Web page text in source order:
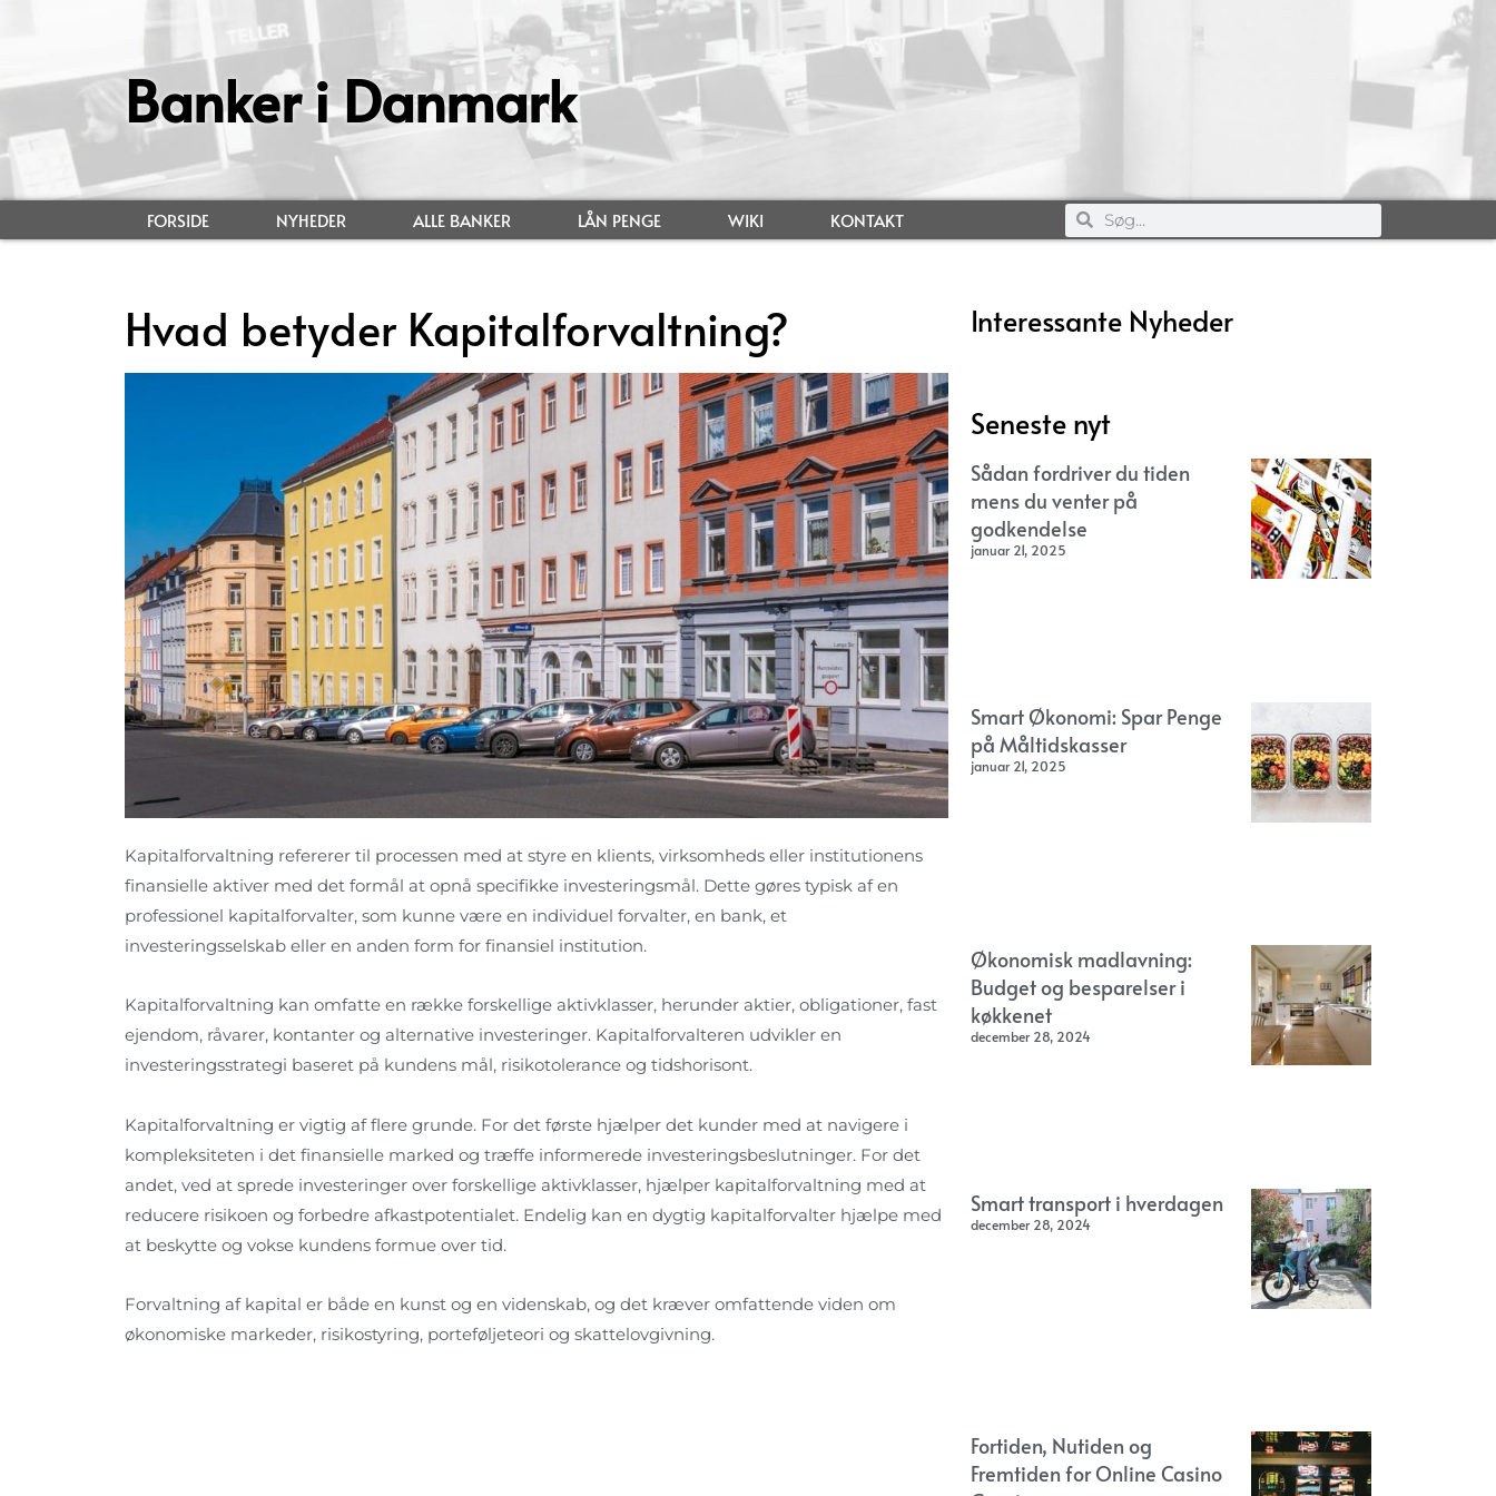
Banker i Danmark
FORSIDE NYHEDER ALLE BANKER LÅN PENGE WIKI KONTAKT
Hvad betyder Kapitalforvaltning?
Kapitalforvaltning refererer til processen med at styre en klients, virksomheds eller institutionens
finansielle aktiver med det formål at opnå specifikke investeringsmål. Dette gøres typisk af en
professionel kapitalforvalter, som kunne være en individuel forvalter, en bank, et
investeringsselskab eller en anden form for finansiel institution.
Kapitalforvaltning kan omfatte en række forskellige aktivklasser, herunder aktier, obligationer, fast
ejendom, råvarer, kontanter og alternative investeringer. Kapitalforvalteren udvikler en
investeringsstrategi baseret på kundens mål, risikotolerance og tidshorisont.
Kapitalforvaltning er vigtig af flere grunde. For det første hjælper det kunder med at navigere i
kompleksiteten i det finansielle marked og træffe informerede investeringsbeslutninger. For det
andet, ved at sprede investeringer over forskellige aktivklasser, hjælper kapitalforvaltning med at
reducere risikoen og forbedre afkastpotentialet. Endelig kan en dygtig kapitalforvalter hjælpe med
at beskytte og vokse kundens formue over tid.
Forvaltning af kapital er både en kunst og en videnskab, og det kræver omfattende viden om
økonomiske markeder, risikostyring, porteføljeteori og skattelovgivning.
Interessante Nyheder
Seneste nyt
Sådan fordriver du tiden
mens du venter på
godkendelse
januar 21, 2025
Smart Økonomi: Spar Penge
på Måltidskasser
januar 21, 2025
Økonomisk madlavning:
Budget og besparelser i
køkkenet
december 28, 2024
Smart transport i hverdagen
december 28, 2024
Fortiden, Nutiden og
Fremtiden for Online Casino